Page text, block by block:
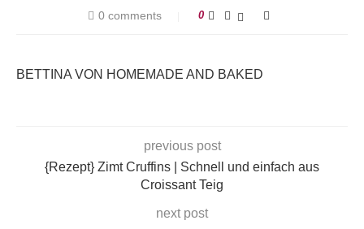
0 comments 0
BETTINA VON HOMEMADE AND BAKED
previous post
{Rezept} Zimt Cruffins | Schnell und einfach aus
Croissant Teig
next post